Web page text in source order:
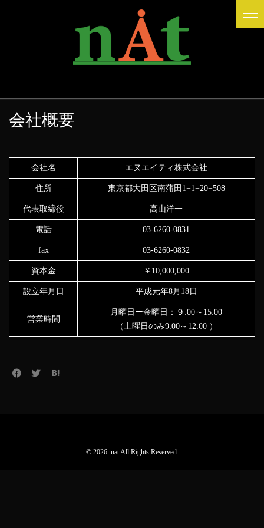
会社概要
会社名 エヌエイティ株式会社
住所 東京都大田区南蒲田1−1−20−508
代表取締役 高山洋一
電話 03-6260-0831
fax 03-6260-0832
資本金 ￥10,000,000
設立年月日 平成元年8月18日
営業時間
月曜日ー金曜日：９:00～15:00
（土曜日のみ9:00～12:00 ）
© 2026. nat All Rights Reserved.